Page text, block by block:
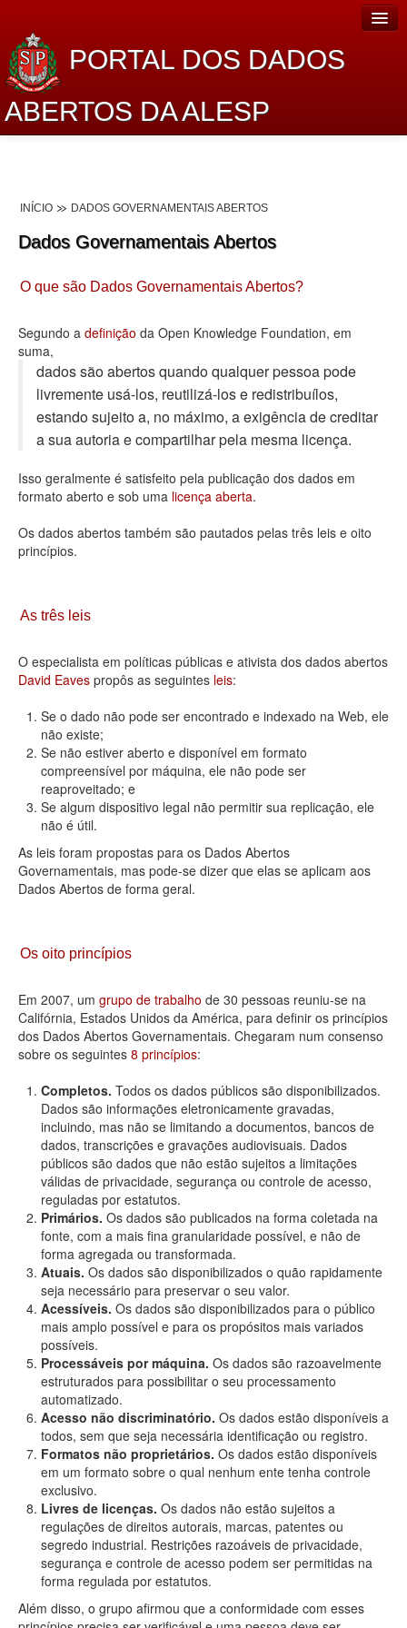
PORTAL DOS DADOS
ABERTOS DA ALESP
Lei de Acesso à Informação
Dados Governamentais Abertos
Planejamento
Catálogo de dados
Processo Legislativo
Deputados Estaduais
Administração
Legislação
Agenda
Contato
INÍCIO DADOS GOVERNAMENTAIS ABERTOS
Dados Governamentais Abertos
O que são Dados Governamentais Abertos?
Segundo a definição da Open Knowledge Foundation, em
suma,
dados são abertos quando qualquer pessoa pode
livremente usá-los, reutilizá-los e redistribuí­los,
estando sujeito a, no máximo, a exigência de creditar
a sua autoria e compartilhar pela mesma licença.
Isso geralmente é satisfeito pela publicação dos dados em
formato aberto e sob uma licença aberta.
Os dados abertos também são pautados pelas três leis e oito
princípios.
As três leis
O especialista em políticas públicas e ativista dos dados abertos
David Eaves propôs as seguintes leis:
Se o dado não pode ser encontrado e indexado na Web, ele
não existe;
Se não estiver aberto e disponível em formato
compreensível por máquina, ele não pode ser
reaproveitado; e
Se algum dispositivo legal não permitir sua replicação, ele
não é útil.
As leis foram propostas para os Dados Abertos
Governamentais, mas pode-se dizer que elas se aplicam aos
Dados Abertos de forma geral.
Os oito princípios
Em 2007, um grupo de trabalho de 30 pessoas reuniu-se na
Califórnia, Estados Unidos da América, para definir os princípios
dos Dados Abertos Governamentais. Chegaram num consenso
sobre os seguintes 8 princípios:
Completos. Todos os dados públicos são disponibilizados.
Dados são informações eletronicamente gravadas,
incluindo, mas não se limitando a documentos, bancos de
dados, transcrições e gravações audiovisuais. Dados
públicos são dados que não estão sujeitos a limitações
válidas de privacidade, segurança ou controle de acesso,
reguladas por estatutos.
Primários. Os dados são publicados na forma coletada na
fonte, com a mais fina granularidade possível, e não de
forma agregada ou transformada.
Atuais. Os dados são disponibilizados o quão rapidamente
seja necessário para preservar o seu valor.
Acessíveis. Os dados são disponibilizados para o público
mais amplo possível e para os propósitos mais variados
possíveis.
Processáveis por máquina. Os dados são razoavelmente
estruturados para possibilitar o seu processamento
automatizado.
Acesso não discriminatório. Os dados estão disponíveis a
todos, sem que seja necessária identificação ou registro.
Formatos não proprietários. Os dados estão disponíveis
em um formato sobre o qual nenhum ente tenha controle
exclusivo.
Livres de licenças. Os dados não estão sujeitos a
regulações de direitos autorais, marcas, patentes ou
segredo industrial. Restrições razoáveis de privacidade,
segurança e controle de acesso podem ser permitidas na
forma regulada por estatutos.
Além disso, o grupo afirmou que a conformidade com esses